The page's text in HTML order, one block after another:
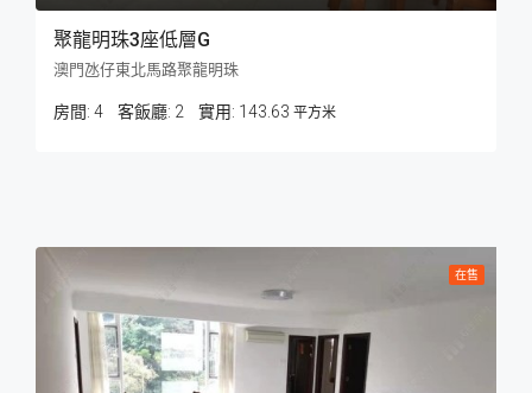
聚龍明珠3座低層G
澳門氹仔東北馬路聚龍明珠
房間: 4 客飯廳: 2 143.63 平方米
在售